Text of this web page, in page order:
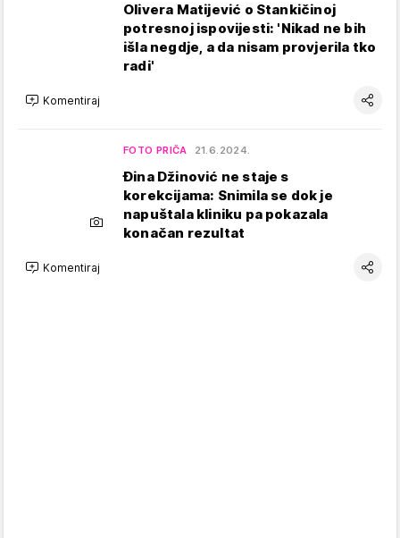
Olivera Matijević o Stankičinoj
potresnoj ispovijesti: 'Nikad ne bih
išla negdje, a da nisam provjerila tko
radi'
Komentiraj
FOTO PRIČA 21.6.2024.
Đina Džinović ne staje s
korekcijama: Snimila se dok je
napuštala kliniku pa pokazala
konačan rezultat
Komentiraj